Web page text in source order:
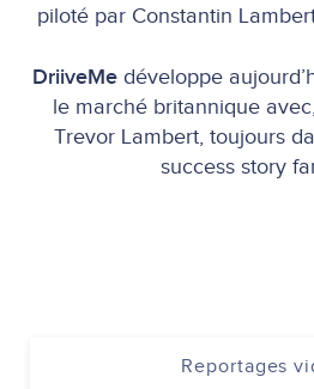
piloté par Constantin
DriiveMe développe
le marché britannique
Trevor Lambert, toujours
success story
Reportages